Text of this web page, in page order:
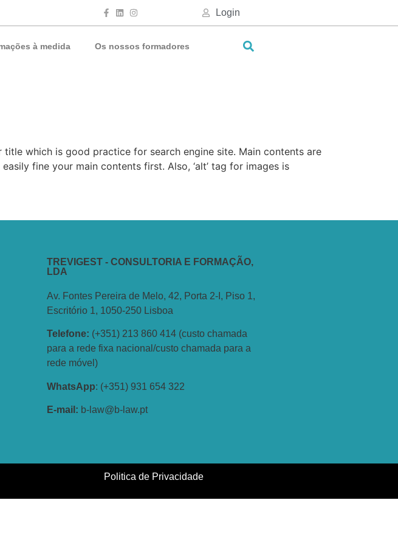
Login
à medida Os nossos formadores
which is good practice for search engine site. Main contents are
fine your main contents first. Also, ‘alt’ tag for images is
TREVIGEST - CONSULTORIA E FORMAÇÃO,
LDA
Av. Fontes Pereira de Melo, 42, Porta 2-I, Piso 1,
Escritório 1, 1050-250 Lisboa
Telefone: (+351) 213 860 414 (custo chamada
para a rede fixa nacional/custo chamada para a
rede móvel)
WhatsApp: (+351) 931 654 322
E-mail: b-law@b-law.pt
Politica de Privacidade